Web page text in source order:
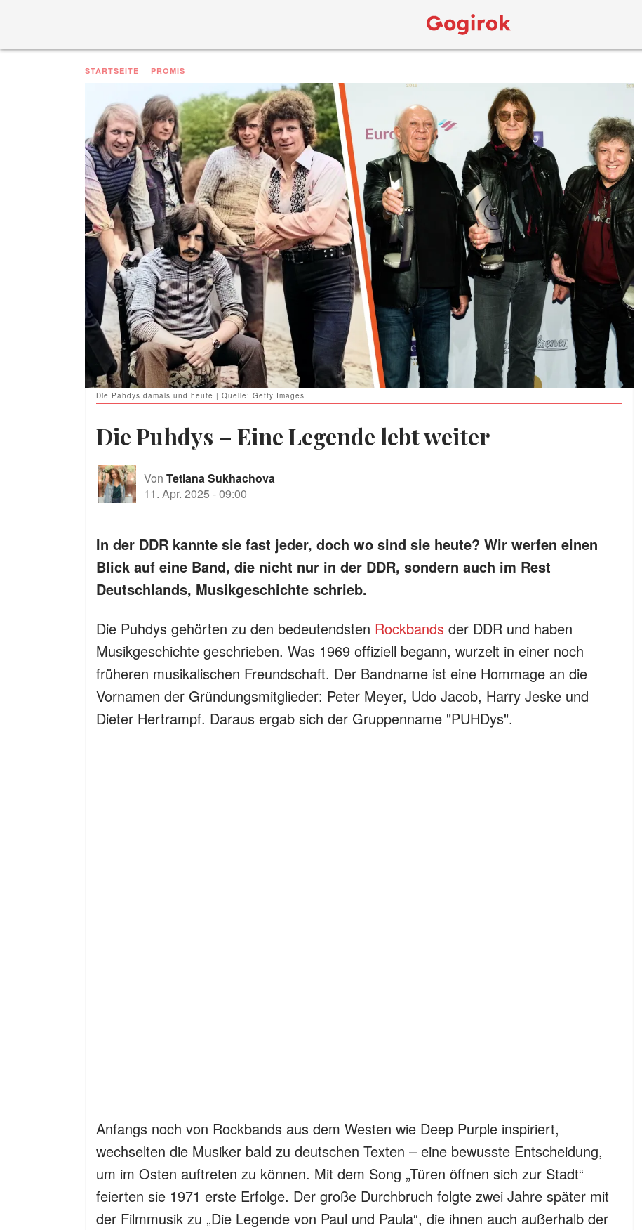
STARTSEITE PROMIS
Die Pahdys damals und heute | Quelle: Getty Images
Die Puhdys – Eine Legende lebt weiter
Von Tetiana Sukhachova
11. Apr. 2025 -09:00
In der DDR kannte sie fast jeder, doch wo sind sie heute? Wir werfen einen
Blick auf eine Band, die nicht nur in der DDR, sondern auch im Rest
Deutschlands, Musikgeschichte schrieb.
Die Puhdys gehörten zu den bedeutendsten Rockbands der DDR und haben
Musikgeschichte geschrieben. Was 1969 offiziell begann, wurzelt in einer noch
früheren musikalischen Freundschaft. Der Bandname ist eine Hommage an die
Vornamen der Gründungsmitglieder: Peter Meyer, Udo Jacob, Harry Jeske und
Dieter Hertrampf. Daraus ergab sich der Gruppenname "PUHDys".
Anfangs noch von Rockbands aus dem Westen wie Deep Purple inspiriert,
wechselten die Musiker bald zu deutschen Texten – eine bewusste Entscheidung,
um im Osten auftreten zu können. Mit dem Song „Türen öffnen sich zur Stadt“
feierten sie 1971 erste Erfolge. Der große Durchbruch folgte zwei Jahre später mit
der Filmmusik zu „Die Legende von Paul und Paula“, die ihnen auch außerhalb der